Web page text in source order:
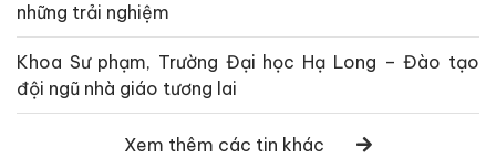
những trải nghiệm
Khoa Sư phạm, Trường Đại học Hạ Long – Đào tạo
đội ngũ nhà giáo tương lai
Xem thêm các tin khác